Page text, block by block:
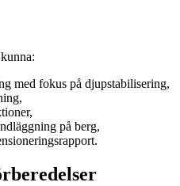
med fokus på djupstabilisering,
på berg,